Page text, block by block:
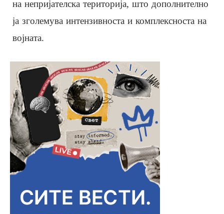
на непријателска територија, што дополнително
ја зголемува интензивноста и комплексноста на
војната.